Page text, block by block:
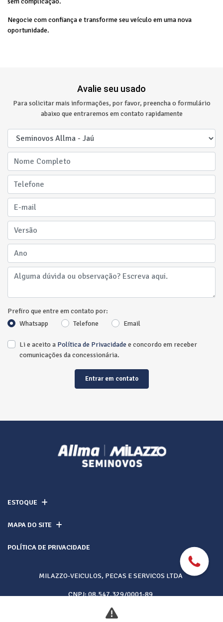
Negocie com confiança e transforme seu veículo em uma nova
oportunidade.
Avalie seu usado
Para solicitar mais informações, por favor, preencha o formulário
abaixo que entraremos em contato rapidamente
Prefiro que entre em contato por:
Whatsapp
Telefone Email
Li e aceito a Política de Privacidade e concordo em receber
comunicações da concessionária.
Entrar em contato
ESTOQUE
MAPA DO SITE
POLÍTICA DE PRIVACIDADE
MILAZZO-VEICULOS, PECAS E SERVICOS LTDA
CNPJ: 08.547.329/0001-89